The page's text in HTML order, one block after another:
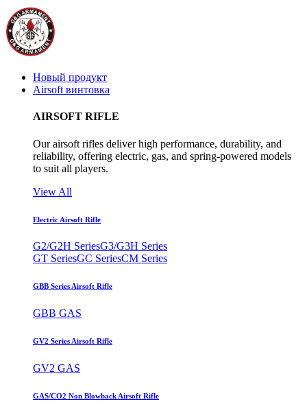
Новый продукт
Airsoft винтовка
AIRSOFT RIFLE
Our airsoft rifles deliver high performance, durability, and
reliability, offering electric, gas, and spring-powered models
to suit all players.
View All
Electric Airsoft Rifle
G2/G2H SeriesG3/G3H Series
GT SeriesGC SeriesCM Series
GBB Series Airsoft Rifle
GBB GAS
GV2 Series Airsoft Rifle
GV2 GAS
GAS/CO2 Non Blowback Airsoft Rifle